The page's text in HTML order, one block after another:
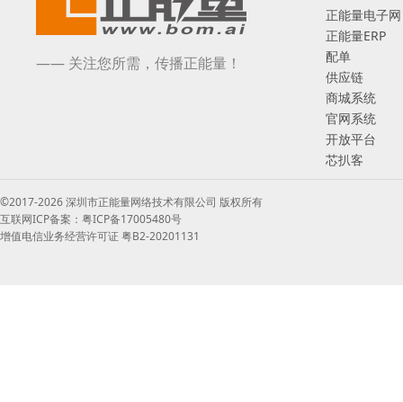
—— 关注您所需，传播正能量！
正能量电子网
正能量ERP
配单
供应链
商城系统
官网系统
开放平台
芯扒客
©2017-2026 深圳市正能量网络技术有限公司 版权所有
互联网ICP备案：粤ICP备17005480号
增值电信业务经营许可证 粤B2-20201131